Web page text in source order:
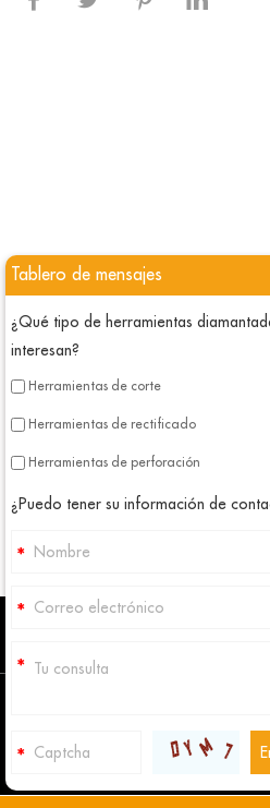
Copyright © Corediam Tools
Tablero de mensajes
¿Qué tipo de herramientas
interesan?
Herramientas de corte
Herramientas de rectificado
Herramientas de perforación
¿Puedo tener su información de